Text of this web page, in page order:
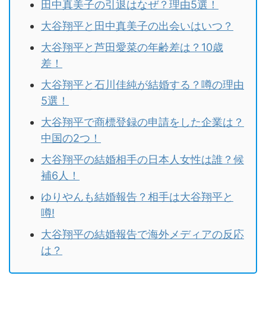
田中真美子の引退はなぜ？理由5選！
大谷翔平と田中真美子の出会いはいつ？
大谷翔平と芦田愛菜の年齢差は？10歳
差！
大谷翔平と石川佳純が結婚する？噂の理由
5選！
大谷翔平で商標登録の申請をした企業は？
中国の2つ！
大谷翔平の結婚相手の日本人女性は誰？候
補6人！
ゆりやんも結婚報告？相手は大谷翔平と
噂!
大谷翔平の結婚報告で海外メディアの反応
は？